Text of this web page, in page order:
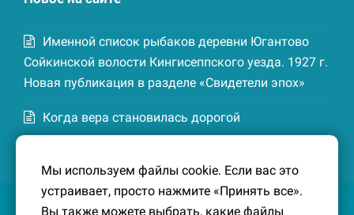
Именной список рыбаков деревни Югантово
Сойкинской волости Кингисеппского уезда. 1927 г.
Новая публикация в разделе «Свидетели эпох»
Когда вера становилась дорогой
Котельской волости Кингисеппского уезда. 1926-
27 гг. Новая публикация в разделе «Свидетели
Мы используем файлы cookie. Если вас это
устраивает, просто нажмите «Принять все».
Вы также можете выбрать, какие файлы